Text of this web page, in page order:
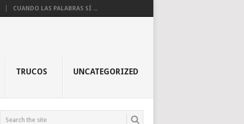
CUANDO LAS PALABRAS SÍ ...
TRUCOS UNCATEGORIZED